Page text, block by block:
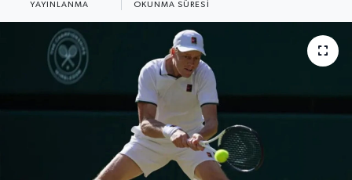
YAYINLANMA OKUNMA SÜRESI